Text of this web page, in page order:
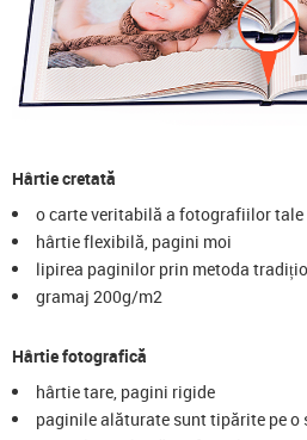
Hârtie cretată
o carte veritabilă a fotografiilor tale
hârtie flexibilă, pagini moi
lipirea paginilor prin metoda
gramaj 200g/m2
Hârtie fotografică
hârtie tare, pagini rigide
paginile alăturate sunt tipărite pe o